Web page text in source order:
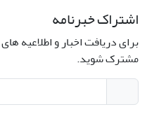
اشتراک خبرنامه
برای دریافت اخبار و اطلاعیه
مشترک شوید.